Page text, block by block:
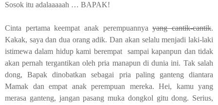
Sosok itu adalaaaaah … BAPAK!
Cinta pertama keempat anak perempuannyayang cantik-cantik.
Kakak, saya dan dua orang adik. Dan akan selalu menjadi laki-laki
istimewa dalam hidup kami berempat sampai kapanpun dan tidak
akan pernah tergantikan oleh pria manapun di dunia ini. Tak salah
dong, Bapak dinobatkan sebagai pria paling ganteng diantara
Mamak dan empat anak perempuan mereka. Hei, kamu yang
merasa ganteng, jangan pasang muka dongkol gitu dong. Serius,